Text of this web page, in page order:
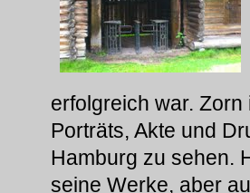
erfolgreich war.
Porträts, Akte und
Hamburg zu sehen.
seine Werke, aber